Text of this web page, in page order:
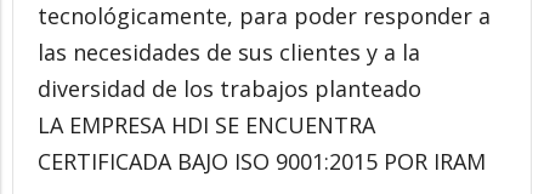
tecnológicamente, para poder responder a
las necesidades de sus clientes y a la
diversidad de los trabajos planteado
LA EMPRESA HDI SE ENCUENTRA
CERTIFICADA BAJO ISO 9001:2015 POR IRAM